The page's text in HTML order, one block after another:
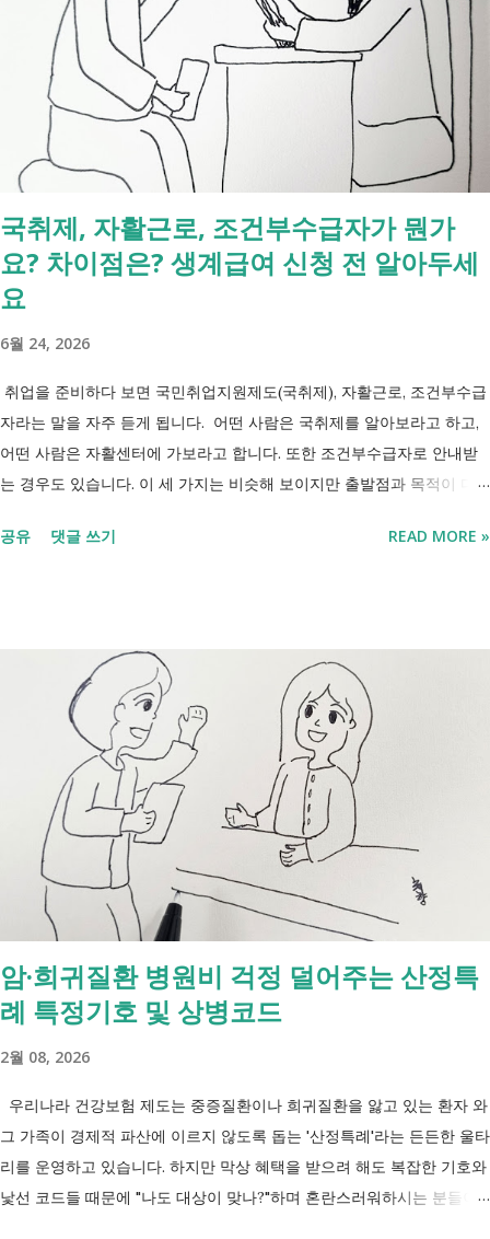
2027년 중증장애인 생계급여 부양의무자 기준 폐지 2027년 하반기 활동
지원서비스 65세 이후 선택권 보장 2027년 7월 최중증 발달장애인 24시
간 긴급돌봄 확대 확대 추진 장애인 공공일자리 지속 확대 계속 추진 ※
업무계획에 담긴 내용으로, 법 개정과 예산 반영 등을 거쳐 시행될 예정
입니다. 부모와 함께 살아도 장애인연금을 받을 수 있을까요? 이번 보건
복지부 업무계획이 발표된 뒤 많은 분들이 질문하셨습니다. "부모와 같이
살면 장애인연금을 받을 수 없나요?" "혼자 살아야만 받을 수 있는 건가
요?" 결론부터 말씀드리면 부모와 함께 거주한다는 이유만으로 장애인연
금을 받을 수 없는 것은 아닙니다. 많은 분들이 이번 업무계획에 포함된
'중증장애인 생계급여 부양의무자 기준 폐지' 와 장애인연금 을 같은 제도
연금 생계급여 목적 장애로 인한 ...
국취제, 자활근로, 조건부수급자가 뭔가
요? 차이점은? 생계급여 신청 전 알아두세
요
6월 24, 2026
취업을 준비하다 보면 국민취업지원제도(국취제), 자활근로, 조건부수급
자라는 말을 자주 듣게 됩니다. 어떤 사람은 국취제를 알아보라고 하고,
어떤 사람은 자활센터에 가보라고 합니다. 또한 조건부수급자로 안내받
는 경우도 있습니다. 이 세 가지는 비슷해 보이지만 출발점과 목적이 다
것조차 포기하고 싶어집니다. 그래서 포기하지 않길 바라는 마음에 쉽게
눈에 비교해 보세요 구분 국민취업지원제도 자활근로 조건부수급자 운영
고용노동부 보건복지부·지자체 보건복지부·지자체 대상 취업을 원하는
저소득층, 청년, 중장년 수급자 및 차상위계층 근로능력이 있는 생계급여
수급자 목적 취업 지원 자립 준비 수급 유지 조건 관리 지원 상담, 훈련,
수당 자활사업 참여, 자활급여 자활사업 또는 취업지원 참여 참여 여부
신청 상황에 따라 참여 사실상 의무 즉, 국민취업제도 는 취업을 준비하
는 사람을 돕는 제도입니다. 자활근로 는 일한 기회를 제공하면서 자립을
지원하는 제도입니다. 조건부수급자 는 하나의 제도라기보다 생계급여를
받는 과정에서 일정한 참여 의무가 있는 상태를 말합니다. [조건부과 생
계급여 바로가기] - [2026 최신] 근로능력 있어도 생계급여 받는 법? 조
건부과유예·제시유예 취업을 준비하는 청년이라면? 국민취업지원제도 A
씨는 29세입니다. 현재 직장이 없고 취업을 준비하고 있습니다. 생활이
들이 가장 먼저 알아보는 것이 국민취업지원제도 입니다. 고용센터를 통
해 취업 상담을 받고, 직업훈련에 참여하고, 요건에 따라 구직촉진수당을
받을 수도 있기 때문입니다. 중요한 점은 실제 목표가 취업이라는 ...
공유 댓글 쓰기 READ MORE »
암·희귀질환 병원비 걱정 덜어주는 산정특
례 특정기호 및 상병코드
2월 08, 2026
우리나라 건강보험 제도는 중증질환이나 희귀질환을 앓고 있는 환자 와
그 가족이 경제적 파산에 이르지 않도록 돕는 '산정특례'라는 든든한 울타
리를 운영하고 있습니다. 하지만 막상 혜택을 받으려 해도 복잡한 기호와
낯선 코드들 때문에 "나도 대상이 맞나?"하며 혼란스러워하시는 분들이